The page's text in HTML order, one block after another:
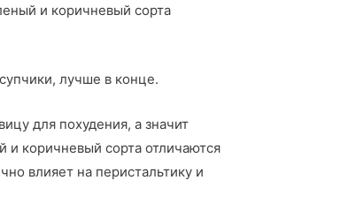
и коричневый сорта
лучше в конце.
для похудения, а значит
коричневый сорта отличаются
влияет на перистальтику и